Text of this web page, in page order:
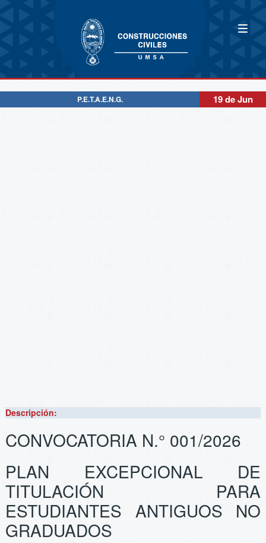
P.E.T.A.E.N.G. 19 de Jun
Descripción:
CONVOCATORIA N.° 001/2026
PLAN EXCEPCIONAL DE
TITULACIÓN PARA
ESTUDIANTES ANTIGUOS NO
GRADUADOS